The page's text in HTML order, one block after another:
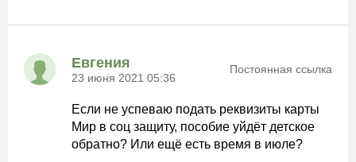
Евгения
23 июня 2021 05:36
Постоянная ссылка
Если не успеваю подать реквизиты карты
Мир в соц защиту, пособие уйдёт детское
обратно? Или ещё есть время в июле?